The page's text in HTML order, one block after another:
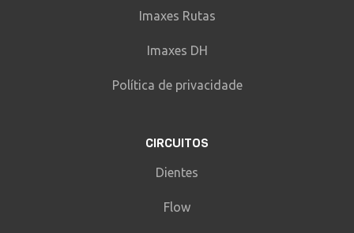
Imaxes Rutas
Imaxes DH
Política de privacidade
CIRCUITOS
Dientes
Flow